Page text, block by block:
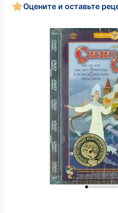
Оцените и оставьте